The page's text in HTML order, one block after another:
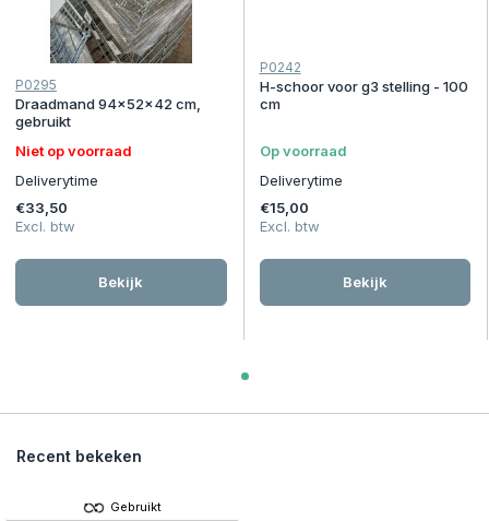
P0295
Draadmand 94x52x42 cm,
gebruikt
Niet op voorraad
Deliverytime
€33,50
Excl. btw
Bekijk
P0242
H-schoor voor g3 stelling - 100
cm
Op voorraad
Deliverytime
€15,00
Excl. btw
Bekijk
Recent bekeken
Gebruikt